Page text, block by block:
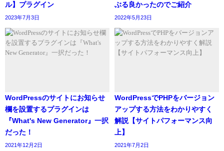
ル】プラグイン
2023年7月3日
ぶる良かったのでご紹介
2022年5月23日
WordPressのサイトにお知らせ
欄を設置するプラグインは
『What's New Generator』一択
だった！
2021年12月2日
WordPressでPHPをバージョン
アップする方法をわかりやすく
解説【サイトパフォーマンス向
上】
2021年7月2日